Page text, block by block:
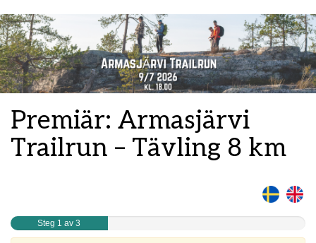
Premiär: Armasjärvi
Trailrun – Tävling 8 km
Steg 1 av 3